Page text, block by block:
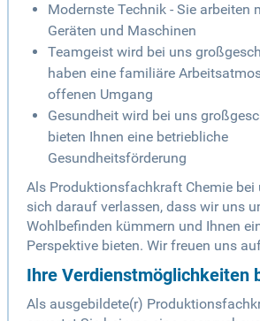
Modernste Technik - Sie arbeiten
Geräten und Maschinen
Teamgeist wird bei uns
haben eine familiäre
offenen Umgang
Gesundheit wird bei uns
bieten Ihnen eine betriebliche
Gesundheitsförderung
Als Produktionsfachkraft Chemie bei
sich darauf verlassen, dass wir uns
Wohlbefinden kümmern und Ihnen
Perspektive bieten. Wir freuen uns
Ihre Verdienstmöglichkeiten
Als ausgebildete(r)